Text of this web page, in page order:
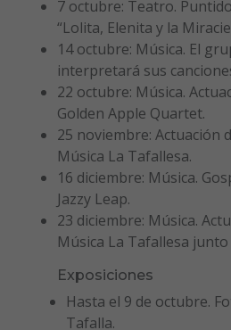
7 octubre: Teatro.
“Lolita, Elenita y la
14 octubre: Música. El
interpretará sus
22 octubre: Música.
Golden Apple Quartet.
25 noviembre: Actuación
Música La Tafallesa.
16 diciembre: Música.
Jazzy Leap.
23 diciembre: Música.
Música La Tafallesa junto
Exposiciones
Hasta el 9 de octubre.
Tafalla.